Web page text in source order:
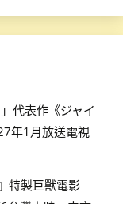
代表作《ジャイ
年1月放送電視
特製巨獸電影